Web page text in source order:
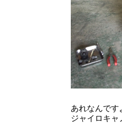
あれなんです
ジャイロキ